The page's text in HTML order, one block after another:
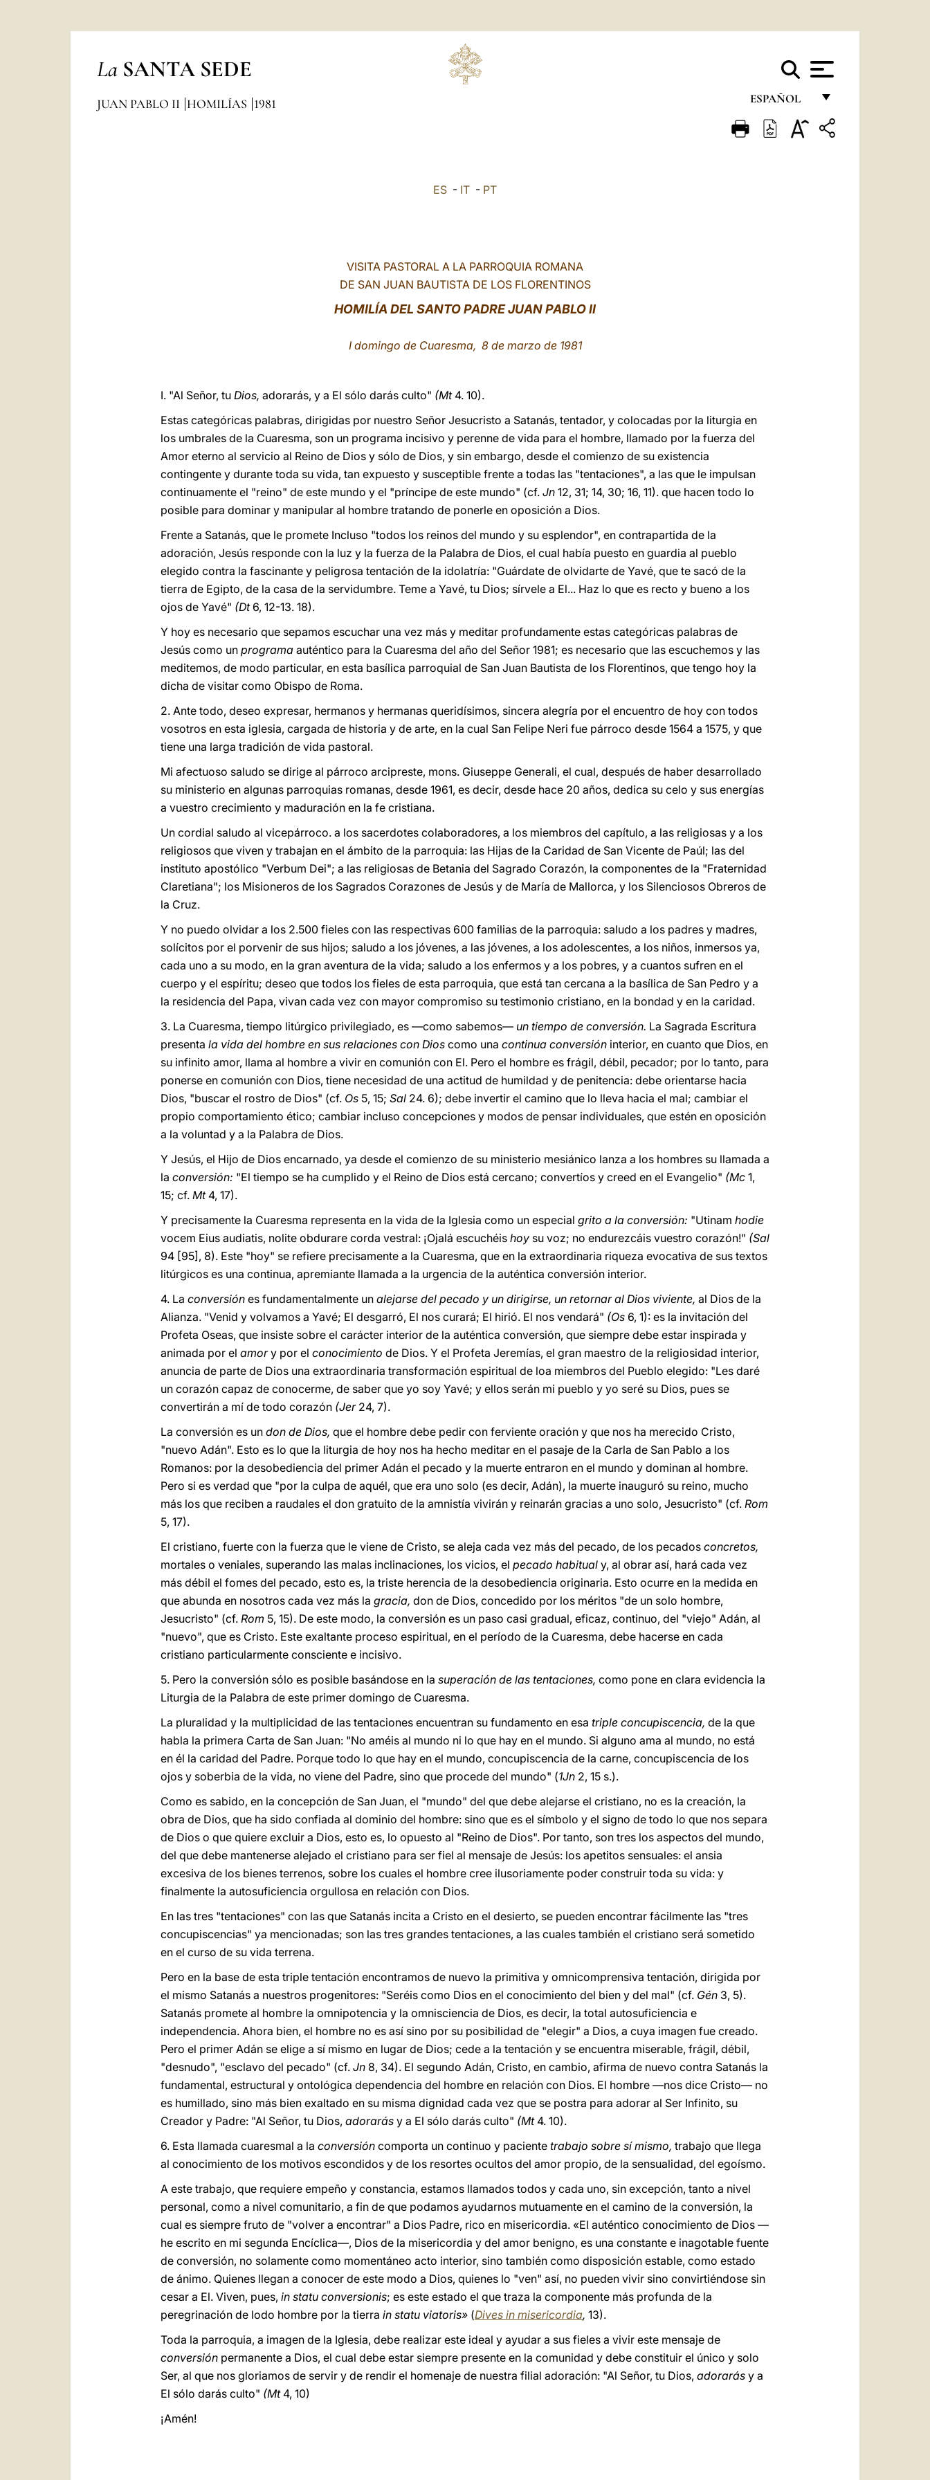
La SANTA SEDE
ESPAÑOL
FRANÇAIS
JUAN PABLO II HOMILÍAS 1981
ES - IT - PT
VISITA PASTORAL A LA PARROQUIA ROMANA
DE SAN JUAN BAUTISTA DE LOS FLORENTINOS
HOMILÍA DEL SANTO PADRE JUAN PABLO II
I domingo de Cuaresma, 8 de marzo de 1981
I. "Al Señor, tu Dios, adorarás, y a El sólo darás culto" (Mt4. 10).
Estas categóricas palabras, dirigidas por nuestro Señor Jesucristo a Satanás, tentador, y colocadas por la liturgia en
los umbrales de la Cuaresma, son un programa incisivo y perenne de vida para el hombre, llamado por la fuerza del
Amor eterno al servicio al Reino de Dios y sólo de Dios, y sin embargo, desde el comienzo de su existencia
contingente y durante toda su vida, tan expuesto y susceptible frente a todas las "tentaciones", a las que le impulsan
continuamente el "reino" de este mundo y el "príncipe de este mundo" (cf. Jn 12, 31; 14, 30; 16, 11). que hacen todo lo
posible para dominar y manipular al hombre tratando de ponerle en oposición a Dios.
Frente a Satanás, que le promete Incluso "todos los reinos del mundo y su esplendor", en contrapartida de la
adoración, Jesús responde con la luz y la fuerza de la Palabra de Dios, el cual había puesto en guardia al pueblo
elegido contra la fascinante y peligrosa tentación de la idolatría: "Guárdate de olvidarte de Yavé, que te sacó de la
tierra de Egipto, de la casa de la servidumbre. Teme a Yavé, tu Dios; sírvele a El... Haz lo que es recto y bueno a los
ojos de Yavé" (Dt6, 12-13. 18).
Y hoy es necesario que sepamos escuchar una vez más y meditar profundamente estas categóricas palabras de
Jesús como un programa auténtico para la Cuaresma del año del Señor 1981; es necesario que las escuchemos y las
meditemos, de modo particular, en esta basílica parroquial de San Juan Bautista de los Florentinos, que tengo hoy la
dicha de visitar como Obispo de Roma.
2. Ante todo, deseo expresar, hermanos y hermanas queridísimos, sincera alegría por el encuentro de hoy con todos
vosotros en esta iglesia, cargada de historia y de arte, en la cual San Felipe Neri fue párroco desde 1564 a 1575, y que
tiene una larga tradición de vida pastoral.
Mi afectuoso saludo se dirige al párroco arcipreste, mons. Giuseppe Generali, el cual, después de haber desarrollado
su ministerio en algunas parroquias romanas, desde 1961, es decir, desde hace 20 años, dedica su celo y sus energías
a vuestro crecimiento y maduración en la fe cristiana.
Un cordial saludo al vicepárroco. a los sacerdotes colaboradores, a los miembros del capítulo, a las religiosas y a los
religiosos que viven y trabajan en el ámbito de la parroquia: las Hijas de la Caridad de San Vicente de Paúl; las del
instituto apostólico "Verbum Dei"; a las religiosas de Betania del Sagrado Corazón, la componentes de la "Fraternidad
Claretiana"; los Misioneros de los Sagrados Corazones de Jesús y de María de Mallorca, y los Silenciosos Obreros de
la Cruz.
Y no puedo olvidar a los 2.500 fieles con las respectivas 600 familias de la parroquia: saludo a los padres y madres,
solícitos por el porvenir de sus hijos; saludo a los jóvenes, a las jóvenes, a los adolescentes, a los niños, inmersos ya,
cada uno a su modo, en la gran aventura de la vida; saludo a los enfermos y a los pobres, y a cuantos sufren en el
cuerpo y el espíritu; deseo que todos los fieles de esta parroquia, que está tan cercana a la basílica de San Pedro y a
la residencia del Papa, vivan cada vez con mayor compromiso su testimonio cristiano, en la bondad y en la caridad.
3. La Cuaresma, tiempo litúrgico privilegiado, es —como sabemos— un tiempo de conversión. La Sagrada Escritura
presenta la vida del hombre en sus relaciones con Dios como una continua conversión interior, en cuanto que Dios, en
su infinito amor, llama al hombre a vivir en comunión con El. Pero el hombre es frágil, débil, pecador; por lo tanto, para
ponerse en comunión con Dios, tiene necesidad de una actitud de humildad y de penitencia: debe orientarse hacia
Dios, "buscar el rostro de Dios" (cf. Os 5, 15; Sal 24. 6); debe invertir el camino que lo lleva hacia el mal; cambiar el
propio comportamiento ético; cambiar incluso concepciones y modos de pensar individuales, que estén en oposición
a la voluntad y a la Palabra de Dios.
Y Jesús, el Hijo de Dios encarnado, ya desde el comienzo de su ministerio mesiánico lanza a los hombres su llamada a
la conversión: "El tiempo se ha cumplido y el Reino de Dios está cercano; convertíos y creed en el Evangelio" (Mc 1,
15; cf. Mt4, 17).
Y precisamente la Cuaresma representa en la vida de la Iglesia como un especial grito a la conversión: "Utinam hodie
vocem Eius audiatis, nolite obdurare corda vestral: ¡Ojalá escuchéis hoy su voz; no endurezcáis vuestro corazón!" (Sal
94 [95], 8). Este "hoy" se refiere precisamente a la Cuaresma, que en la extraordinaria riqueza evocativa de sus textos
litúrgicos es una continua, apremiante llamada a la urgencia de la auténtica conversión interior.
4. La conversión es fundamentalmente un alejarse del pecado y un dirigirse, un retornar al Dios viviente, al Dios de la
Alianza. "Venid y volvamos a Yavé; El desgarró, El nos curará; El hirió. El nos vendará" (Os 6, 1): es la invitación del
Profeta Oseas, que insiste sobre el carácter interior de la auténtica conversión, que siempre debe estar inspirada y
animada por el amory por el conocimiento de Dios. Y el Profeta Jeremías, el gran maestro de la religiosidad interior,
anuncia de parte de Dios una extraordinaria transformación espiritual de loa miembros del Pueblo elegido: "Les daré
un corazón capaz de conocerme, de saber que yo soy Yavé; y ellos serán mi pueblo y yo seré su Dios, pues se
convertirán a mí de todo corazón (Jer24, 7).
La conversión es un don de Dios, que el hombre debe pedir con ferviente oración y que nos ha merecido Cristo,
"nuevo Adán". Esto es lo que la liturgia de hoy nos ha hecho meditar en el pasaje de la Carla de San Pablo a los
Romanos: por la desobediencia del primer Adán el pecado y la muerte entraron en el mundo y dominan al hombre.
Pero si es verdad que "por la culpa de aquél, que era uno solo (es decir, Adán), la muerte inauguró su reino, mucho
más los que reciben a raudales el don gratuito de la amnistía vivirán y reinarán gracias a uno solo, Jesucristo" (cf. Rom
5, 17).
El cristiano, fuerte con la fuerza que le viene de Cristo, se aleja cada vez más del pecado, de los pecados concretos,
mortales o veniales, superando las malas inclinaciones, los vicios, el pecado habitual y, al obrar así, hará cada vez
más débil el fomes del pecado, esto es, la triste herencia de la desobediencia originaria. Esto ocurre en la medida en
que abunda en nosotros cada vez más la gracia, don de Dios, concedido por los méritos "de un solo hombre,
Jesucristo" (cf. Rom 5, 15). De este modo, la conversión es un paso casi gradual, eficaz, continuo, del "viejo" Adán, al
"nuevo", que es Cristo. Este exaltante proceso espiritual, en el período de la Cuaresma, debe hacerse en cada
cristiano particularmente consciente e incisivo.
5. Pero la conversión sólo es posible basándose en la superación de las tentaciones, como pone en clara evidencia la
Liturgia de la Palabra de este primer domingo de Cuaresma.
La pluralidad y la multiplicidad de las tentaciones encuentran su fundamento en esa triple concupiscencia, de la que
habla la primera Carta de San Juan: "No améis al mundo ni lo que hay en el mundo. Si alguno ama al mundo, no está
en él la caridad del Padre. Porque todo lo que hay en el mundo, concupiscencia de la carne, concupiscencia de los
ojos y soberbia de la vida, no viene del Padre, sino que procede del mundo" (1Jn 2, 15 s.).
Como es sabido, en la concepción de San Juan, el "mundo" del que debe alejarse el cristiano, no es la creación, la
obra de Dios, que ha sido confiada al dominio del hombre: sino que es el símbolo y el signo de todo lo que nos separa
de Dios o que quiere excluir a Dios, esto es, lo opuesto al "Reino de Dios". Por tanto, son tres los aspectos del mundo,
del que debe mantenerse alejado el cristiano para ser fiel al mensaje de Jesús: los apetitos sensuales: el ansia
excesiva de los bienes terrenos, sobre los cuales el hombre cree ilusoriamente poder construir toda su vida: y
finalmente la autosuficiencia orgullosa en relación con Dios.
En las tres "tentaciones" con las que Satanás incita a Cristo en el desierto, se pueden encontrar fácilmente las "tres
concupiscencias" ya mencionadas; son las tres grandes tentaciones, a las cuales también el cristiano será sometido
en el curso de su vida terrena.
Pero en la base de esta triple tentación encontramos de nuevo la primitiva y omnicomprensiva tentación, dirigida por
el mismo Satanás a nuestros progenitores: "Seréis como Dios en el conocimiento del bien y del mal" (cf. Gén 3, 5).
Satanás promete al hombre la omnipotencia y la omnisciencia de Dios, es decir, la total autosuficiencia e
independencia. Ahora bien, el hombre no es así sino por su posibilidad de "elegir" a Dios, a cuya imagen fue creado.
Pero el primer Adán se elige a sí mismo en lugar de Dios; cede a la tentación y se encuentra miserable, frágil, débil,
"desnudo", "esclavo del pecado" (cf. Jn 8, 34). El segundo Adán, Cristo, en cambio, afirma de nuevo contra Satanás la
fundamental, estructural y ontológica dependencia del hombre en relación con Dios. El hombre —nos dice Cristo— no
es humillado, sino más bien exaltado en su misma dignidad cada vez que se postra para adorar al Ser Infinito, su
Creador y Padre: "Al Señor, tu Dios, adorarás y a El sólo darás culto" (Mt4. 10).
6. Esta llamada cuaresmal a la conversión comporta un continuo y paciente trabajo sobre sí mismo, trabajo que llega
al conocimiento de los motivos escondidos y de los resortes ocultos del amor propio, de la sensualidad, del egoísmo.
A este trabajo, que requiere empeño y constancia, estamos llamados todos y cada uno, sin excepción, tanto a nivel
personal, como a nivel comunitario, a fin de que podamos ayudarnos mutuamente en el camino de la conversión, la
cual es siempre fruto de "volver a encontrar" a Dios Padre, rico en misericordia. «El auténtico conocimiento de Dios —
he escrito en mi segunda Encíclica—, Dios de la misericordia y del amor benigno, es una constante e inagotable fuente
de conversión, no solamente como momentáneo acto interior, sino también como disposición estable, como estado
de ánimo. Quienes llegan a conocer de este modo a Dios, quienes lo "ven" así, no pueden vivir sino convirtiéndose sin
cesar a El. Viven, pues, in statu conversionis; es este estado el que traza la componente más profunda de la
peregrinación de lodo hombre por la tierra in statu viatoris» (Dives in misericordia, 13).
Toda la parroquia, a imagen de la Iglesia, debe realizar este ideal y ayudar a sus fieles a vivir este mensaje de
conversión permanente a Dios, el cual debe estar siempre presente en la comunidad y debe constituir el único y solo
Ser, al que nos gloriamos de servir y de rendir el homenaje de nuestra filial adoración: "Al Señor, tu Dios, adorarás y a
El sólo darás culto" (Mt4, 10)
¡Amén!